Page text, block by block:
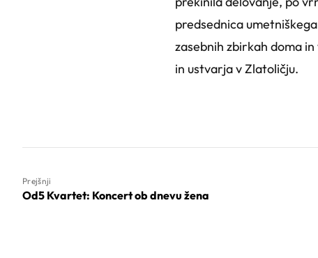
predsednica
zasebnih zbirkah doma
in ustvarja v Zlatoličju.
Prejšnji
Od5 Kvartet: Koncert ob dnevu žena